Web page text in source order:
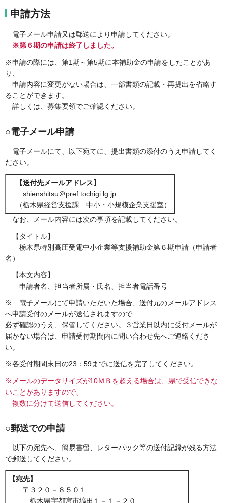
申請方法
電子メール申請又は郵送により申請してください。
※第６期の申請は終了しました。
※申請の際には、第1期～第5期に本補助金の申請をしたことがあ
り、
申請内容に変更がない場合は、一部書類の記載・再提出を省略す
ることができます。
詳しくは、募集要領でご確認ください。
○電子メール申請
電子メールにて、以下宛てに、提出書類の添付のうえ申請してく
ださい。
【送付先メールアドレス】
shienshitsu＠pref.tochigi.lg.jp
（栃木県経営支援課 中小・小規模企業支援室）
なお、メール内容には次の事項を記載してください。
【タイトル】
栃木県特別高圧受電中小企業等支援補助金第６期申請（申請者
名）
【本文内容】
申請者名、担当者所属・氏名、担当者電話番号
※ 電子メールにて申請いただいた場合、送付元のメールアドレス
へ申請受付のメールが送信されますので
必ず確認のうえ、保管してください。３営業日以内に受付メールが
届かない場合は、申請受付期間内に問い合わせ先へご連絡くださ
い。
※各受付期間末日の23：59までに送信を完了してください。
※メールのデータサイズが10ＭＢを超える場合は、県で受信できな
いことがありますので、
複数に分けて送信してください。
○郵送での申請
以下の宛先へ、簡易書留、レターパック等の送付記録が残る方法
で郵送してください。
【宛先】
〒３２０－８５０１
栃木県宇都宮市塙田１－１－２０